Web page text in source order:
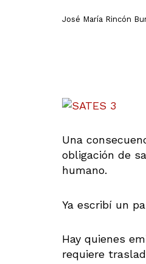
José María Rincón
Una
obligación de
humano.
Ya escribí un
Hay quienes
requiere